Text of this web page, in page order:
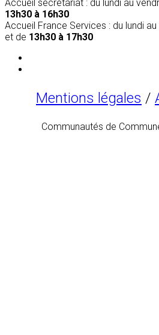
Accueil secrétariat : du lundi au
13h30 à 16h30
Accueil France Services : du lundi
et de 13h30 à 17h30
Mentions légales /
Communautés de